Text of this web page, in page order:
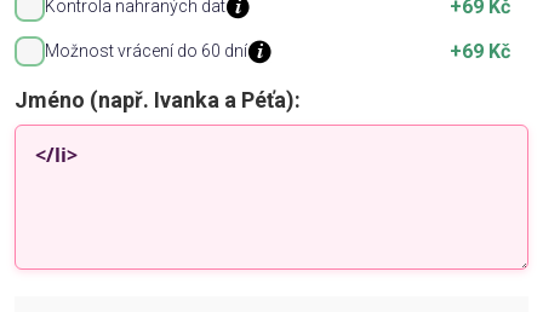
Kontrola nahraných dat +69 Kč
Možnost vrácení do 60 dní +69 Kč
Jméno (např. Ivanka a Péťa):